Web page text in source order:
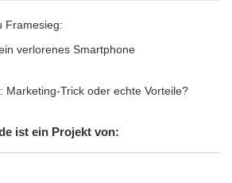
Framesieg:
verlorenes Smartphone
Marketing-Trick oder echte Vorteile?
ist ein Projekt von: